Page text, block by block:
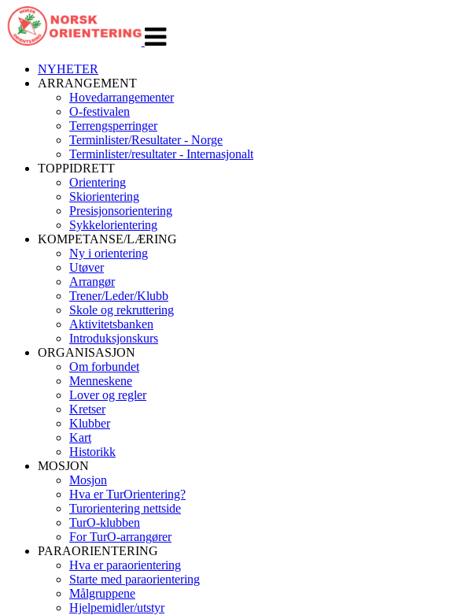
navigasjon
NYHETER
ARRANGEMENT
Hovedarrangementer
O-festivalen
Terrengsperringer
Terminlister/Resultater - Norge
Terminlister/resultater - Internasjonalt
TOPPIDRETT
Orientering
Skiorientering
Presisjonsorientering
Sykkelorientering
KOMPETANSE/LÆRING
Ny i orientering
Utøver
Arrangør
Trener/Leder/Klubb
Skole og rekruttering
Aktivitetsbanken
Introduksjonskurs
ORGANISASJON
Om forbundet
Menneskene
Lover og regler
Kretser
Klubber
Kart
Historikk
MOSJON
Mosjon
Hva er TurOrientering?
Turorientering nettside
TurO-klubben
For TurO-arrangører
PARAORIENTERING
Hva er paraorientering
Starte med paraorientering
Målgruppene
Hjelpemidler/utstyr